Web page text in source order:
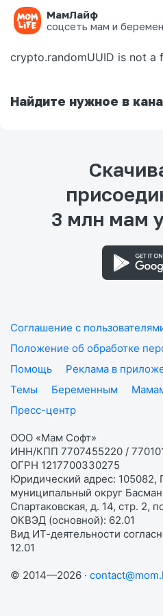
МамЛайф
соцсеть мам и
Ошибка на
crypto.randomUUID is not a
Найдите нужное в
3 млн мам
Соглашение с
Положение об обработке
Помощь
Реклама в
Темы
Беременным
Пресс-центр
ООО «Мам Софт»
ИНН/КПП 7707455220 /
ОГРН 1217700330275
Юридический адрес: 105082,
муниципальный округ
Спартаковская, д. 14, стр. 2,
ОКВЭД (основной): 62.01
Вид ИТ-деятельности
12.01
© 2014—2026 ·